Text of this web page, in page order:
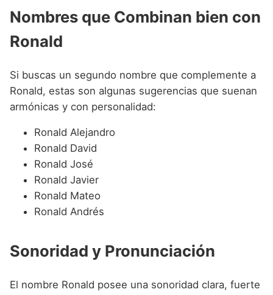
Nombres que Combinan bien con
Ronald
Si buscas un segundo nombre que complemente a
Ronald, estas son algunas sugerencias que suenan
armónicas y con personalidad:
Ronald Alejandro
Ronald David
Ronald José
Ronald Javier
Ronald Mateo
Ronald Andrés
Sonoridad y Pronunciación
El nombre Ronald posee una sonoridad clara, fuerte